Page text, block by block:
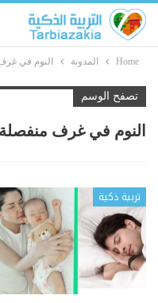
Home المدونة النوم في
تصفح الوسم
النوم في غرف منفصلة
تربية ذكية